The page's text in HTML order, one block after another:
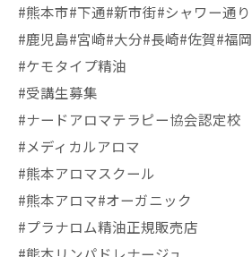
#熊本市#下通#新市街#シャワー通り
#鹿児島#宮崎#大分#長崎#佐賀#福岡
#ケモタイプ精油
#受講生募集
#ナードアロマテラピー協会認定校
#メディカルアロマ
#熊本アロマスクール
#熊本アロマ#オーガニック
#プラナロム精油正規販売店